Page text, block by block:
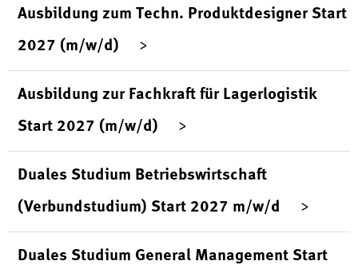
Ausbildung zum Techn. Produktdesigner Start
2027 (m/w/d)
Ausbildung zur Fachkraft für Lagerlogistik
Start 2027 (m/w/d)
Duales Studium Betriebswirtschaft
(Verbundstudium) Start 2027 m/w/d
Duales Studium General Management Start